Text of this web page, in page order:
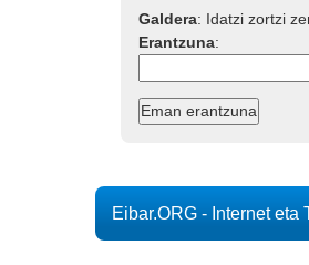
Galdera: Idatzi zortzi
Erantzuna:
Eibar.ORG - Internet